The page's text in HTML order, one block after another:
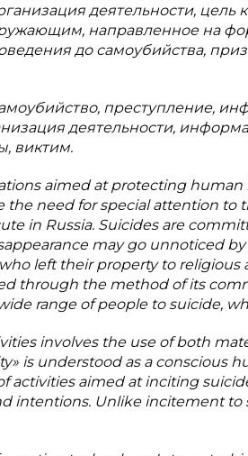
деятельности,
направленное на
до самоубийства,
преступление,
деятельности,
виктим.
aimed at protecting
the need for special attention to
in Russia. Suicides are
may go unnoticed
left their property to religious
through the method of its
range of people to suicide,
involves the use of both
is understood as a conscious
activities aimed at inciting
intentions. Unlike incitement to